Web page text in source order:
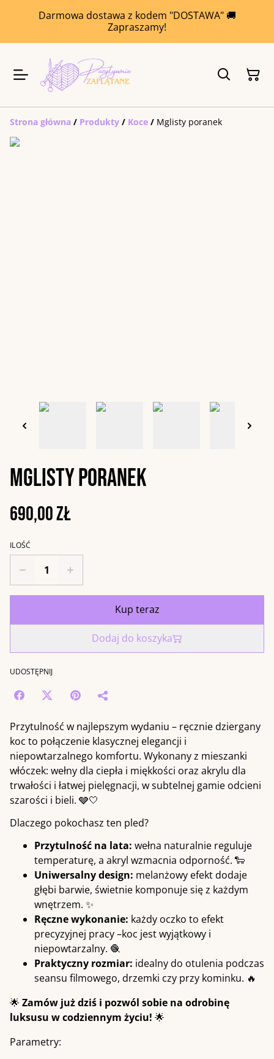
Darmowa dostawa z kodem "DOSTAWA" 🚚
Zapraszamy!
Strona główna / Produkty / Koce / Mglisty poranek
Mglisty poranek
690,00 zł
ILOŚĆ
Kup teraz
Dodaj do koszyka
UDOSTĘPNIJ
Przytulność w najlepszym wydaniu – ręcznie dziergany
koc to połączenie klasycznej elegancji i
niepowtarzalnego komfortu. Wykonany z mieszanki
włóczek: wełny dla ciepła i miękkości oraz akrylu dla
trwałości i łatwej pielęgnacji, w subtelnej gamie odcieni
szarości i bieli. 🩶🤍
Dlaczego pokochasz ten pled?
Przytulność na lata: wełna naturalnie reguluje
temperaturę, a akryl wzmacnia odporność. 🐑
Uniwersalny design: melanżowy efekt dodaje
głębi barwie, świetnie komponuje się z każdym
wnętrzem. ✨
Ręczne wykonanie: każdy oczko to efekt
precyzyjnej pracy –koc jest wyjątkowy i
niepowtarzalny. 🧶
Praktyczny rozmiar: idealny do otulenia podczas
seansu filmowego, drzemki czy przy kominku. 🔥
🌟 Zamów już dziś i pozwól sobie na odrobinę
luksusu w codziennym życiu! 🌟
Parametry: